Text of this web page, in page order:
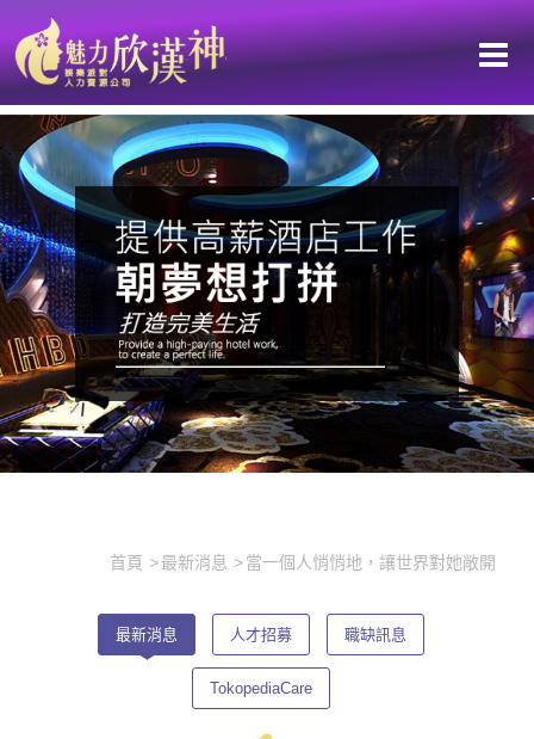
首頁 最新消息 當一個人悄悄地，讓世界對她敞開
最新消息 人才招募 職缺訊息
TokopediaCare